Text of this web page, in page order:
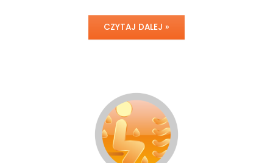
CZYTAJ DALEJ »